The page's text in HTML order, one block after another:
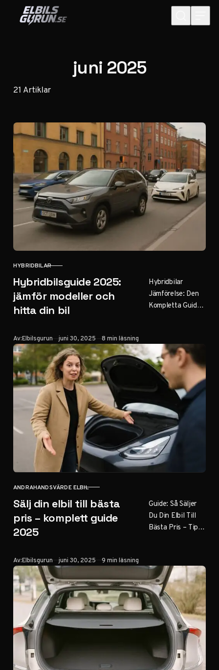
Hoppa till innehåll
juni 2025
21 Artiklar
KATEGORI
HYBRIDBILAR
Hybridbilsguide 2025:
jämför modeller och
hitta din bil
Hybridbilar
Jämförelse: Den
Kompletta Guiden
juni 2025
Innehållsförteckni
ng Introduktion till
hybridbilar Olika…
Av:Elbilsgurun Publicerad
juni 30, 2025 8 min läsning
KATEGORI
ANDRAHANDSVÄRDE ELBIL
Sälj din elbil till bästa
pris – komplett guide
2025
Guide: Så Säljer
Du Din Elbil Till
Bästa Pris – Tips
juni 2025
Innehållsförteckni
ng…
Av:Elbilsgurun Publicerad
juni 30, 2025 9 min läsning